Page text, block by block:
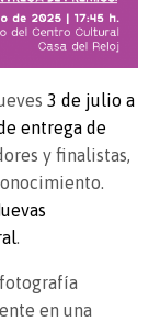
3 de julio a
entrega de
y finalistas,
en una